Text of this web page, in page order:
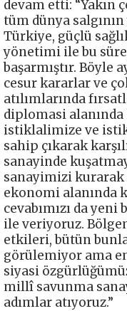
devam etti: “Yakın
tüm dünya
Türkiye, güçlü
yönetimi ile bu
başarmıştır. Böyle
cesur kararlar ve
atılımlarında
diplomasi
istiklalimize ve
sahip çıkarak
sanayinde
sanayimizi kurarak
ekonomi alanında
cevabımızı da
ile veriyoruz.
etkileri, bütün
görülemiyor ama
siyasi
millî savunma
adımlar atıyoruz.”